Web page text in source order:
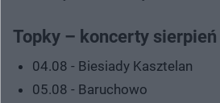
Topky – koncerty
04.08 - Biesiady Kasztelan
05.08 - Baruchowo